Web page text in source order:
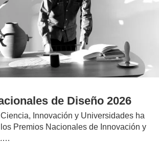
de Diseño 2026
Innovación y Universidades ha
Premios Nacionales de Innovación y